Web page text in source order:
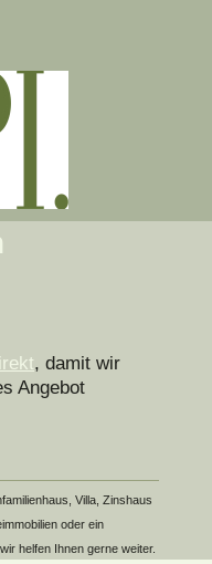
, damit wir
Angebot
Villa, Zinshaus
oder ein
, wir helfen Ihnen gerne weiter.